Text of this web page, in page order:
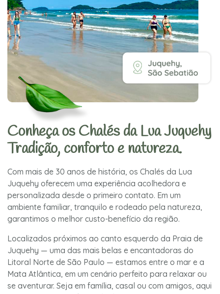
Conheça os Chalés da Lua Juquehy
Tradição, conforto e natureza.
Com mais de 30 anos de história, os Chalés da Lua
Juquehy oferecem uma experiência acolhedora e
personalizada desde o primeiro contato. Em um
ambiente familiar, tranquilo e rodeado pela natureza,
garantimos o melhor custo-benefício da região.
Localizados próximos ao canto esquerdo da Praia de
Juquehy — uma das mais belas e encantadoras do
Litoral Norte de São Paulo — estamos entre o mar e a
Mata Atlântica, em um cenário perfeito para relaxar ou
se aventurar. Seja em família, casal ou com amigos, aqui